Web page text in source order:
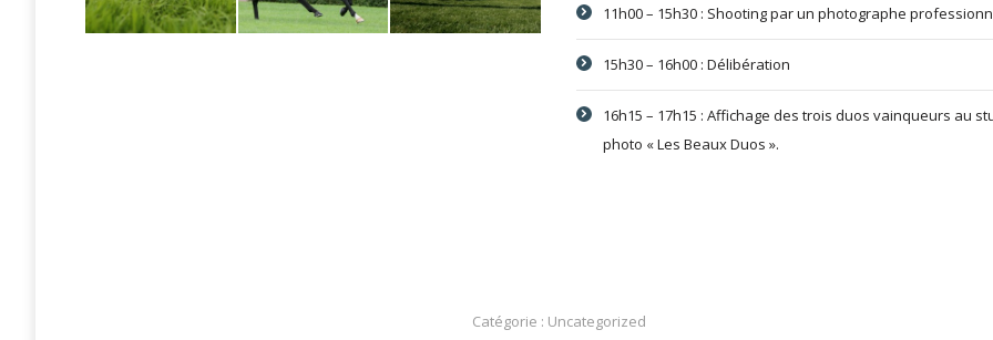
11h00 – 15h30 : Shooting par un photographe
15h30 – 16h00 : Délibération
16h15 – 17h15 : Affichage des trois duos vainqueurs au
photo « Les Beaux Duos ».
Catégorie : Uncategorized